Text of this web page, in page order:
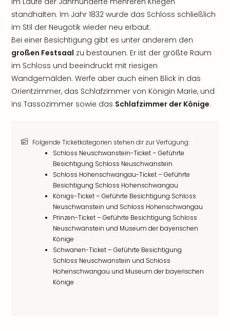
standhalten. Im Jahr 1832 wurde das Schloss schließlich
im Stil der Neugotik wieder neu erbaut.
Bei einer Besichtigung gibt es unter anderem den
großen Festsaal zu bestaunen. Er ist der größte Raum
im Schloss und beeindruckt mit riesigen
Wandgemälden. Werfe aber auch einen Blick in das
Orientzimmer, das Schlafzimmer von Königin Marie, und
ins Tassozimmer sowie das Schlafzimmer der Könige.
Folgende Ticketkategorien stehen dir zur Verfügung:
Schloss Neuschwanstein-Ticket – Geführte
Besichtigung Schloss Neuschwanstein
Schloss Hohenschwangau-Ticket – Geführte
Besichtigung Schloss Hohenschwangau
Königs-Ticket – Geführte Besichtigung Schloss
Neuschwanstein und Schloss Hohenschwangau
Prinzen-Ticket – Geführte Besichtigung Schloss
Neuschwanstein und Museum der bayerischen
Könige
Schwanen-Ticket – Geführte Besichtigung
Schloss Neuschwanstein und Schloss
Hohenschwangau und Museum der bayerischen
Könige